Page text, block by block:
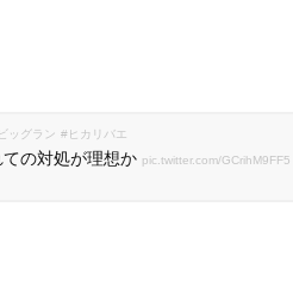
ッグラン #ヒカリバエ
の対処が理想か pic.twitter.com/GCrihM9FF5